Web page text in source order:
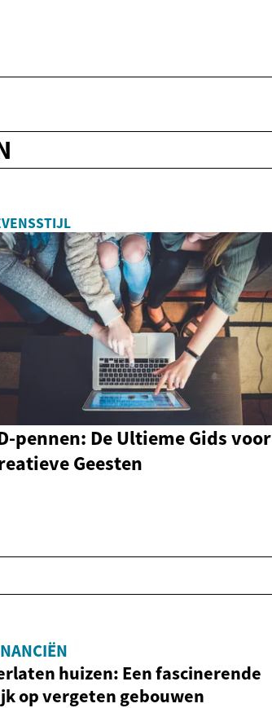
pennen: De Ultieme Gids voor
Geesten
huizen: Een fascinerende
op vergeten gebouwen